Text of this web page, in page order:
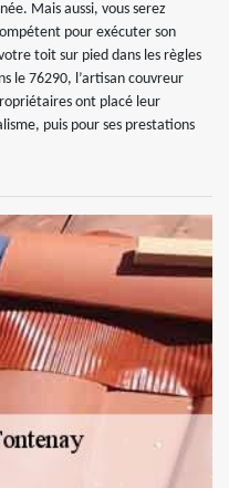
Mais aussi, vous serez
pour exécuter son
toit sur pied dans les règles
le 76290, l’artisan couvreur
ont placé leur
puis pour ses prestations